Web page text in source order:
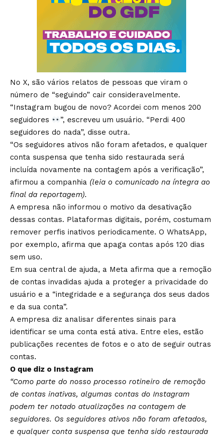
No X, são vários relatos de pessoas que viram o
número de “seguindo” cair consideravelmente.
“Instagram bugou de novo? Acordei com menos 200
seguidores
”, escreveu um usuário. “Perdi 400
seguidores do nada”, disse outra.
“Os seguidores ativos não foram afetados, e qualquer
conta suspensa que tenha sido restaurada será
incluída novamente na contagem após a verificação”,
afirmou a companhia (leia o comunicado na íntegra ao
final da reportagem).
A empresa não informou o motivo da desativação
dessas contas. Plataformas digitais, porém, costumam
remover perfis inativos periodicamente. O WhatsApp,
por exemplo, afirma que apaga contas após 120 dias
sem uso.
Em sua central de ajuda, a Meta afirma que a remoção
de contas invadidas ajuda a proteger a privacidade do
usuário e a “integridade e a segurança dos seus dados
e da sua conta”.
A empresa diz analisar diferentes sinais para
identificar se uma conta está ativa. Entre eles, estão
publicações recentes de fotos e o ato de seguir outras
contas.
O que diz o Instagram
“Como parte do nosso processo rotineiro de remoção
de contas inativas, algumas contas do Instagram
podem ter notado atualizações na contagem de
seguidores. Os seguidores ativos não foram afetados,
e qualquer conta suspensa que tenha sido restaurada